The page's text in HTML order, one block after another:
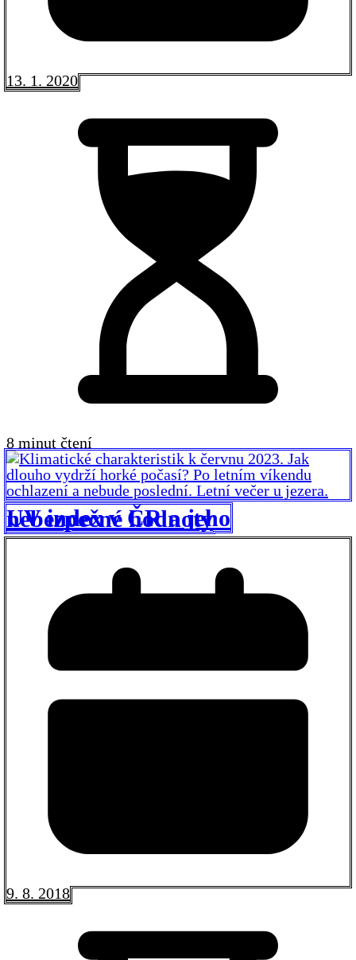
13. 1. 2020
8 minut čtení
UV index v ČR a jeho nebezpečné hodnoty
9. 8. 2018